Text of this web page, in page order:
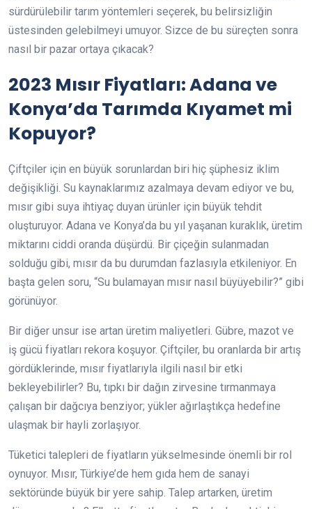
sürdürülebilir tarım yöntemleri seçerek, bu belirsizliğin
üstesinden gelebilmeyi umuyor. Sizce de bu süreçten sonra
nasıl bir pazar ortaya çıkacak?
2023 Mısır Fiyatları: Adana ve
Konya’da Tarımda Kıyamet mi
Kopuyor?
Çiftçiler için en büyük sorunlardan biri hiç şüphesiz iklim
değişikliği. Su kaynaklarımız azalmaya devam ediyor ve bu,
mısır gibi suya ihtiyaç duyan ürünler için büyük tehdit
oluşturuyor. Adana ve Konya’da bu yıl yaşanan kuraklık, üretim
miktarını ciddi oranda düşürdü. Bir çiçeğin sulanmadan
solduğu gibi, mısır da bu durumdan fazlasıyla etkileniyor. En
başta gelen soru, “Su bulamayan mısır nasıl büyüyebilir?” gibi
görünüyor.
Bir diğer unsur ise artan üretim maliyetleri. Gübre, mazot ve
iş gücü fiyatları rekora koşuyor. Çiftçiler, bu oranlarda bir artış
gördüklerinde, mısır fiyatlarıyla ilgili nasıl bir etki
bekleyebilirler? Bu, tıpkı bir dağın zirvesine tırmanmaya
çalışan bir dağcıya benziyor; yükler ağırlaştıkça hedefine
ulaşmak bir hayli zorlaşıyor.
Tüketici talepleri de fiyatların yükselmesinde önemli bir rol
oynuyor. Mısır, Türkiye’de hem gıda hem de sanayi
sektöründe büyük bir yere sahip. Talep artarken, üretim